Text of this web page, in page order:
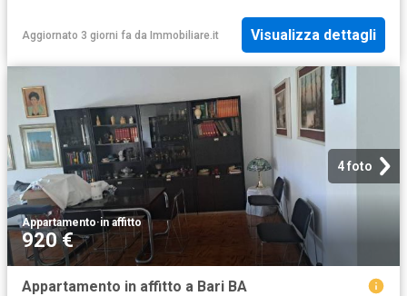
Aggiornato 3 giorni fa da Immobiliare.it Visualizza dettagli
4 foto
Appartamento·in affitto
920 €
Appartamento in affitto a Bari BA